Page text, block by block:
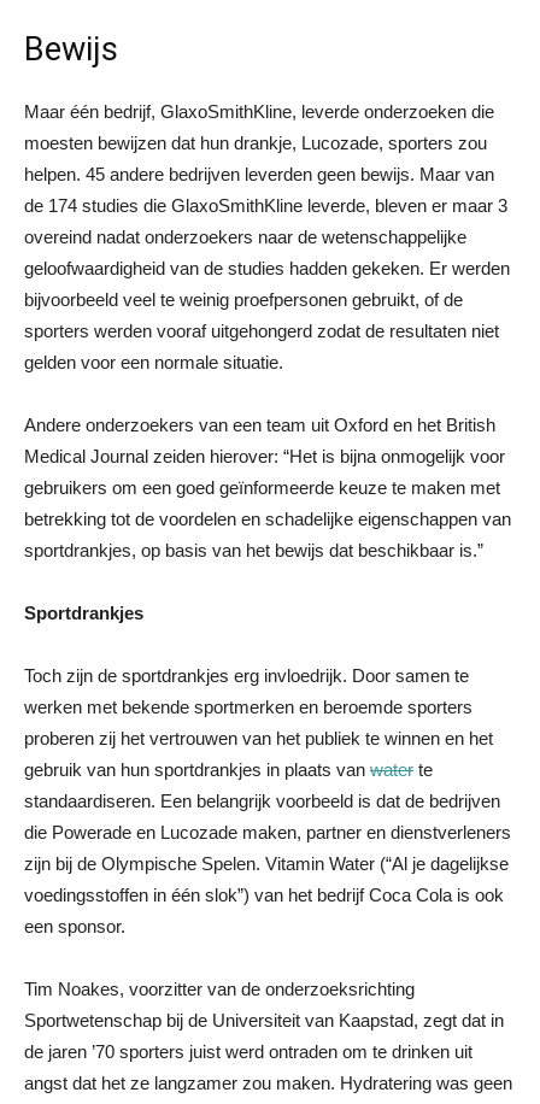
Bewijs
Maar één bedrijf, GlaxoSmithKline, leverde onderzoeken die
moesten bewijzen dat hun drankje, Lucozade, sporters zou
helpen. 45 andere bedrijven leverden geen bewijs. Maar van
de 174 studies die GlaxoSmithKline leverde, bleven er maar 3
overeind nadat onderzoekers naar de wetenschappelijke
geloofwaardigheid van de studies hadden gekeken. Er werden
bijvoorbeeld veel te weinig proefpersonen gebruikt, of de
sporters werden vooraf uitgehongerd zodat de resultaten niet
gelden voor een normale situatie.
Andere onderzoekers van een team uit Oxford en het British
Medical Journal zeiden hierover: “Het is bijna onmogelijk voor
gebruikers om een goed geïnformeerde keuze te maken met
betrekking tot de voordelen en schadelijke eigenschappen van
sportdrankjes, op basis van het bewijs dat beschikbaar is.”
Sportdrankjes
Toch zijn de sportdrankjes erg invloedrijk. Door samen te
werken met bekende sportmerken en beroemde sporters
proberen zij het vertrouwen van het publiek te winnen en het
gebruik van hun sportdrankjes in plaats van water te
standaardiseren. Een belangrijk voorbeeld is dat de bedrijven
die Powerade en Lucozade maken, partner en dienstverleners
zijn bij de Olympische Spelen. Vitamin Water (“Al je dagelijkse
voedingsstoffen in één slok”) van het bedrijf Coca Cola is ook
een sponsor.
Tim Noakes, voorzitter van de onderzoeksrichting
Sportwetenschap bij de Universiteit van Kaapstad, zegt dat in
de jaren ’70 sporters juist werd ontraden om te drinken uit
angst dat het ze langzamer zou maken. Hydratering was geen